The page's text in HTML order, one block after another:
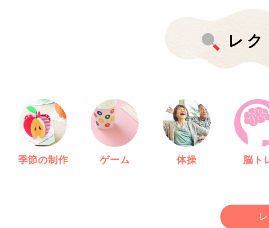
レ
季節の制作 ゲーム 体操 脳ト